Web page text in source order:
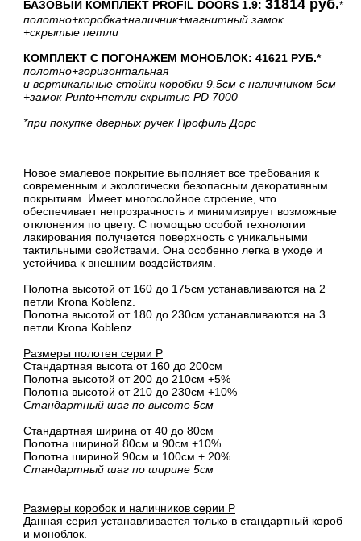
БАЗОВЫЙ КОМПЛЕКТ PROFIL DOORS 1.9: 31814 руб.*
полотно+коробка+наличник+магнитный замок
+скрытые петли
КОМПЛЕКТ С ПОГОНАЖЕМ МОНОБЛОК: 41621 РУБ.*
полотно+горизонтальная
и вертикальные стойки коробки 9.5см с наличником 6см
+замок Punto+петли скрытые PD 7000
*при покупке дверных ручек Профиль Дорс
Новое эмалевое покрытие выполняет все требования к
современным и экологически безопасным декоративным
покрытиям. Имеет многослойное строение, что
обеспечивает непрозрачность и минимизирует возможные
отклонения по цвету. С помощью особой технологии
лакирования получается поверхность с уникальными
тактильными свойствами. Она особенно легка в уходе и
устойчива к внешним воздействиям.
Полотна высотой от 160 до 175см устанавливаются на 2
петли Krona Koblenz.
Полотна высотой от 180 до 230см устанавливаются на 3
петли Krona Koblenz.
Размеры полотен серии P
Стандартная высота от 160 до 200см
Полотна высотой от 200 до 210см +5%
Полотна высотой от 210 до 230см +10%
Стандартный шаг по высоте 5см
Стандартная ширина от 40 до 80см
Полотна шириной 80cм и 90cм +10%
Полотна шириной 90см и 100см + 20%
Стандартный шаг по ширине 5см
Размеры коробок и наличников серии P
Данная серия устанавливается только в стандартный короб
и моноблок.